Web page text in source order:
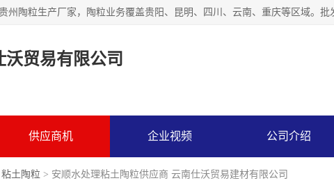
沃贸易有限公司
供应商机 企业视频 公司介绍
粘土陶粒 > 安顺水处理粘土陶粒供应商 云南仕沃贸易建材有限公司